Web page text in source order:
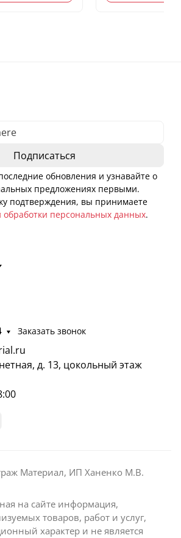
обновления и узнавайте о
предложениях первыми.
подтверждения, вы принимаете
обработки персональных данных.
Заказать звонок
д. 13, цокольный этаж
Материал, ИП Ханенко М.В.
на сайте информация,
товаров, работ и услуг,
характер и не является